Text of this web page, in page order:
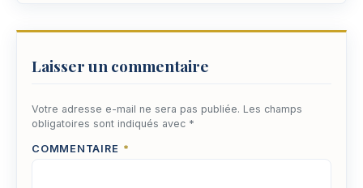
Laisser un commentaire
Votre adresse e-mail ne sera pas publiée. Les champs
obligatoires sont indiqués avec *
COMMENTAIRE *